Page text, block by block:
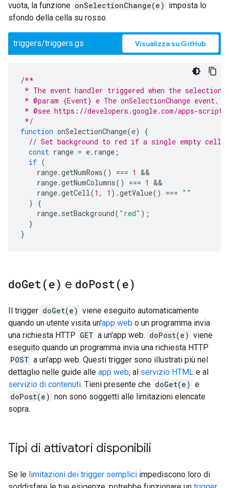
vuota, la funzione onSelectionChange(e) imposta lo
sfondo della cella su rosso.
triggers/triggers.gs Visualizza su GitHub
/**
* The event handler triggered when the selection
* @param {Event} e The onSelectionChange event.
* @see https://developers.google.com/apps-
*/
function onSelectionChange(e)
{
// Set background to red if a single empty cell
const range = e. range ;
if (
range.getNumRows() === 1
range.getNumColumns() === 1
range.getCell(1 , 1 ).getValue() === ""
)
{
range. setBackground( "red" );
}
}
doGet(e) e doPost(e)
Il trigger doGet(e) viene eseguito automaticamente
quando un utente visita un'app web o un programma invia
una richiesta HTTP GET a un'app web. doPost(e) viene
eseguito quando un programma invia una richiesta HTTP
POST a un'app web. Questi trigger sono illustrati più nel
dettaglio nelle guide alle app web, al servizio HTML e al
servizio di contenuti. Tieni presente che doGet(e) e
doPost(e) non sono soggetti alle limitazioni elencate
sopra.
Tipi di attivatori disponibili
Se le limitazioni dei trigger semplici impediscono loro di